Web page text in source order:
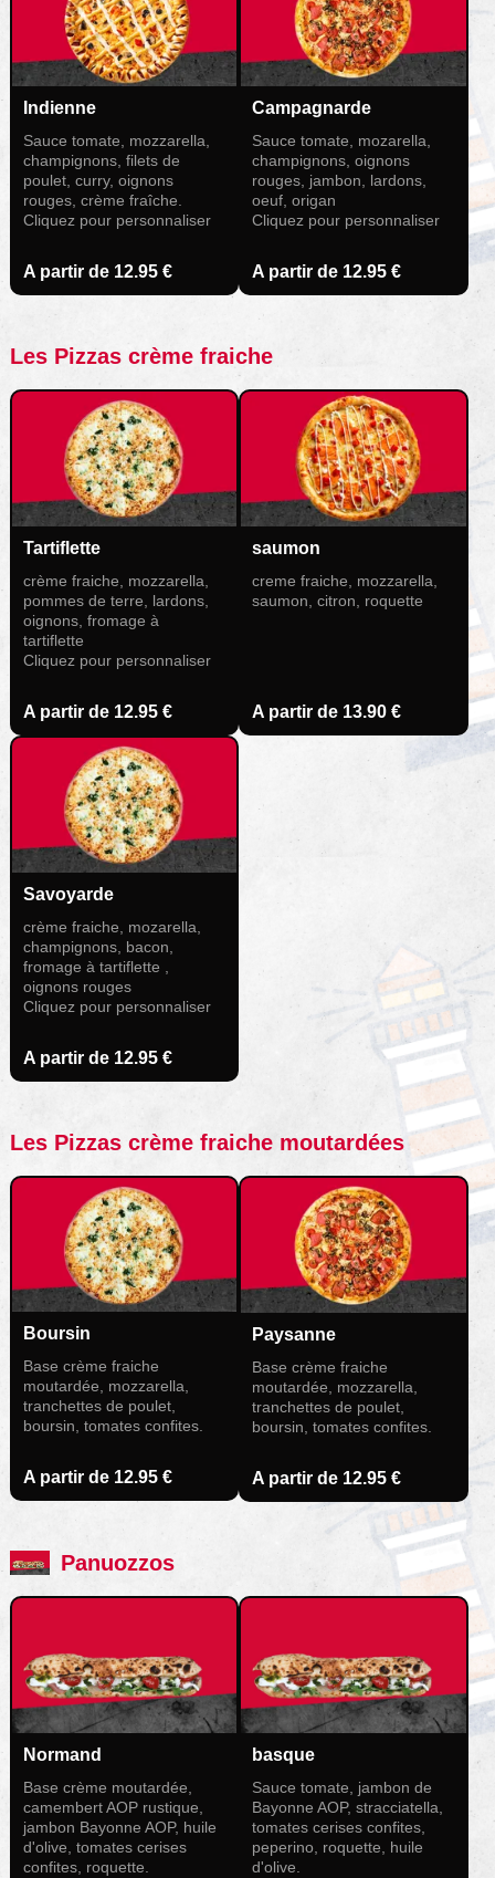
Indienne
Sauce tomate, mozzarella,
champignons, filets de
poulet, curry, oignons
rouges, crème fraîche.
Cliquez pour personnaliser
A partir de 12.95 €
Campagnarde
Sauce tomate, mozarella,
champignons, oignons
rouges, jambon, lardons,
oeuf, origan
Cliquez pour personnaliser
A partir de 12.95 €
Les Pizzas crème fraiche
Tartiflette
crème fraiche, mozzarella,
pommes de terre, lardons,
oignons, fromage à
tartiflette
Cliquez pour personnaliser
A partir de 12.95 €
saumon
creme fraiche, mozzarella,
saumon, citron, roquette
A partir de 13.90 €
Savoyarde
crème fraiche, mozarella,
champignons, bacon,
fromage à tartiflette ,
oignons rouges
Cliquez pour personnaliser
A partir de 12.95 €
Les Pizzas crème fraiche moutardées
Boursin
Base crème fraiche
moutardée, mozzarella,
tranchettes de poulet,
boursin, tomates confites.
A partir de 12.95 €
Paysanne
Base crème fraiche
moutardée, mozzarella,
tranchettes de poulet,
boursin, tomates confites.
A partir de 12.95 €
Panuozzos
Normand
Base crème moutardée,
camembert AOP rustique,
jambon Bayonne AOP, huile
d'olive, tomates cerises
confites, roquette.
basque
Sauce tomate, jambon de
Bayonne AOP, stracciatella,
tomates cerises confites,
peperino, roquette, huile
d'olive.